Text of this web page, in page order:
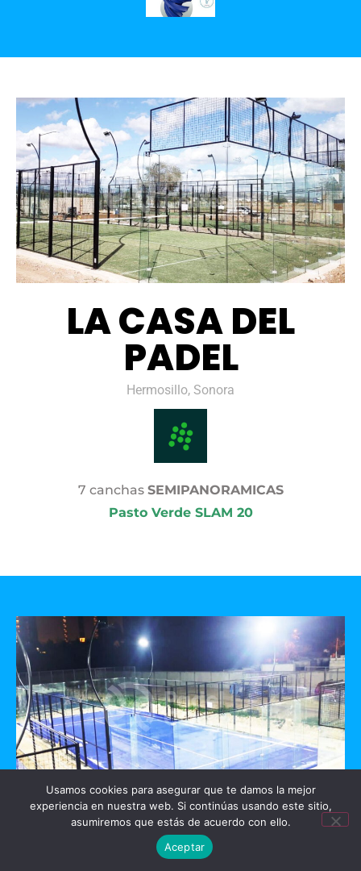
LA CASA DEL
PADEL
Hermosillo, Sonora
7 canchas SEMIPANORAMICAS
Pasto Verde SLAM 20
GO PADEL
Usamos cookies para asegurar que te damos la mejor
experiencia en nuestra web. Si continúas usando este sitio,
asumiremos que estás de acuerdo con ello.
Aceptar